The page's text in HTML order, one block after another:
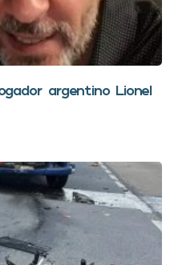
argentino Lionel